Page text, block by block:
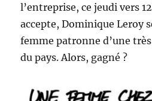
l’entreprise, ce jeudi vers
accepte, Dominique Leroy
femme patronne d’une
du pays. Alors, gagné ?